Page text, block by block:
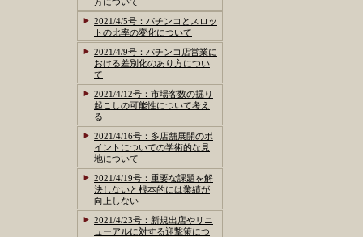
2021/4/5号：パチンコとスロッ
トの比率の変化について
2021/4/9号：パチンコ店営業に
おける差別化のあり方につい
て
2021/4/12号：市場客数の掘り
起こしの可能性について考え
る
2021/4/16号：多店舗展開のポ
イントについての学術的な見
地について
2021/4/19号：重要な課題を解
決しないと根本的には業績が
向上しない
2021/4/23号：新規出店やリニ
ューアルに対する迎撃策につ